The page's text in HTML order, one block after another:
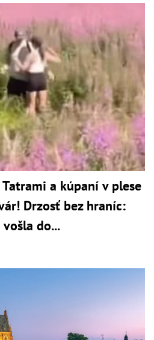
a kúpaní v plese
Drzosť bez hraníc:
do...